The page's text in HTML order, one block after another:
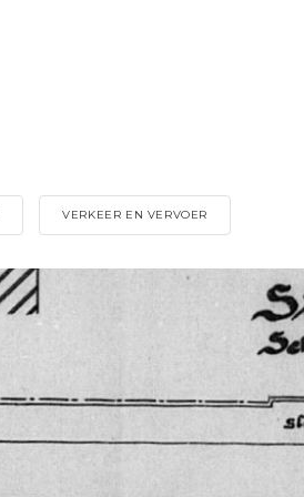
VERKEER EN VERVOER